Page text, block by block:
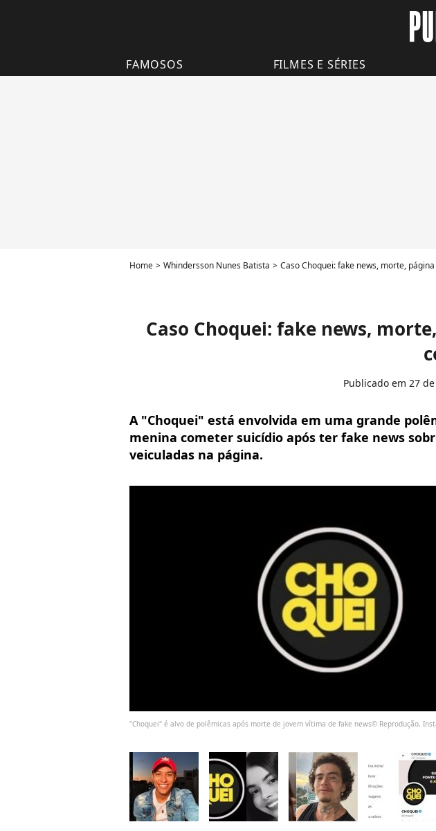
FAMOSOS FILMES E SÉRIES
Home Whindersson Nunes Batista Caso Choquei: fake news, morte,
Caso Choquei: fake news,
Publicado em 27
A "Choquei" está envolvida em uma grande
menina cometer suicídio após ter fake news
veiculadas na página.
"Choquei" é alvo de polêmicas após morte de jovem vítima de fake news© Reprodução,